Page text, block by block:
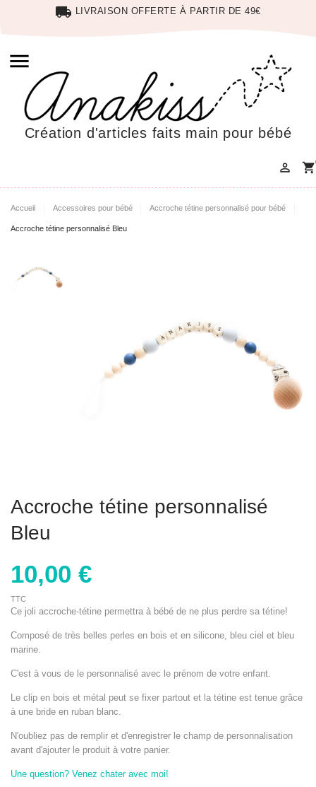
local_shipping LIVRAISON OFFERTE À PARTIR DE 49€

Création d'articles faits main pour bébé
 shopping_cart
Accueil Accessoires pour bébé Accroche tétine personnalisé pour bébé
Accroche tétine personnalisé Bleu
Accroche tétine personnalisé
Bleu
10,00 €
TTC
Ce joli accroche-tétine permettra à bébé de ne plus perdre sa tétine!
Composé de très belles perles en bois et en silicone, bleu ciel et bleu
marine.
C'est à vous de le personnalisé avec le prénom de votre enfant.
Le clip en bois et métal peut se fixer partout et la tétine est tenue grâce
à une bride en ruban blanc.
N'oubliez pas de remplir et d'enregistrer le champ de personnalisation
avant d'ajouter le produit à votre panier.
Une question? Venez chater avec moi!